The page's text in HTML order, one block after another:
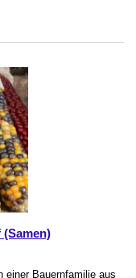
einer Bauernfamilie aus